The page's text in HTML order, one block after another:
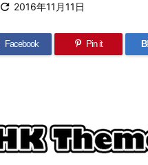
 2016年11月11日
Facebook Pin it B!